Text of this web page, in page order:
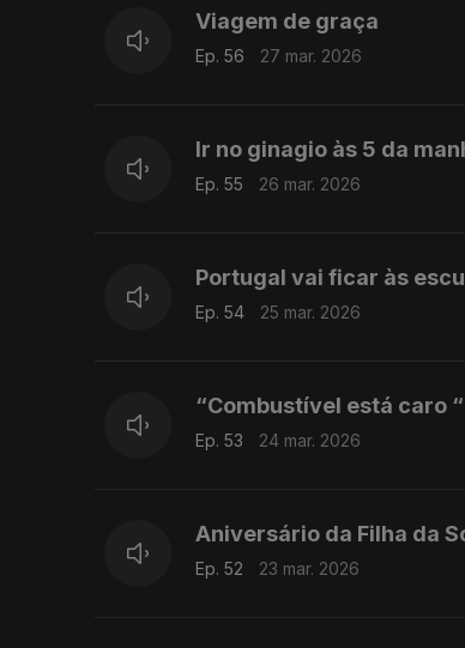
Viagem de graça
Ep. 56 27 mar. 2026
Ir no ginagio às 5 da
Ep. 55 26 mar. 2026
Portugal vai ficar às
Ep. 54 25 mar. 2026
“Combustível está caro “
Ep. 53 24 mar. 2026
Aniversário da Filha da
Ep. 52 23 mar. 2026